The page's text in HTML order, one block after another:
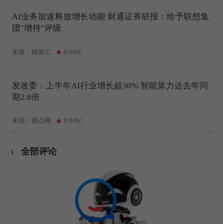
AI业务加速释放增长动能 财通证券研报：给予联想集
团"增持"评级
来源：格隆汇 8.64W
发改委：上半年AI行业增长超30% 智能算力达去年同
期2.8倍
来源：观点网 9.94W
全部评论